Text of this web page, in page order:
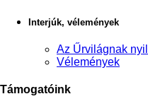
Interjúk, vélemények
Az Űrvilágnak
Vélemények
Támogatóink